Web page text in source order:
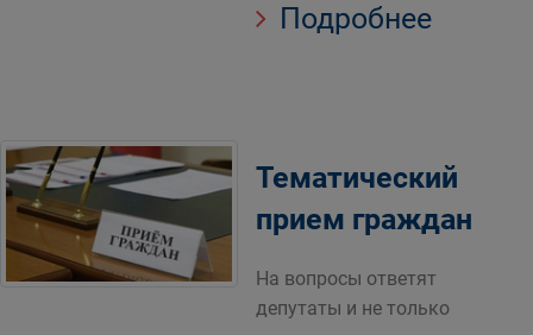
Подробнее
Тематический
прием граждан
На вопросы ответят
депутаты и не только